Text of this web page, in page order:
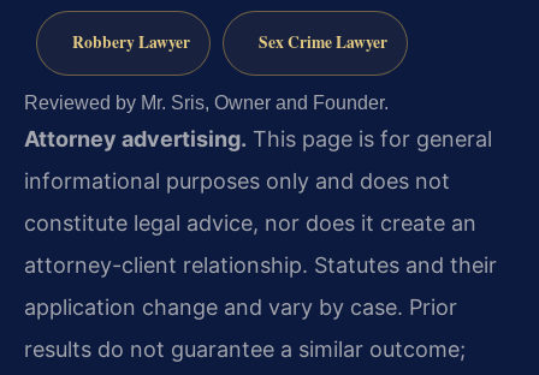
Robbery Lawyer Sex Crime Lawyer
Reviewed by Mr. Sris, Owner and Founder.
Attorney advertising. This page is for general
informational purposes only and does not
constitute legal advice, nor does it create an
attorney-client relationship. Statutes and their
application change and vary by case. Prior
results do not guarantee a similar outcome;